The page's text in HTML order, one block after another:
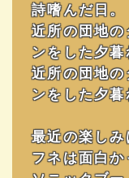
詩嗜んだ日。
近所の団地
ンをした夕暮
近所の団地
ンをした夕暮
最近の楽し
フネは面白か